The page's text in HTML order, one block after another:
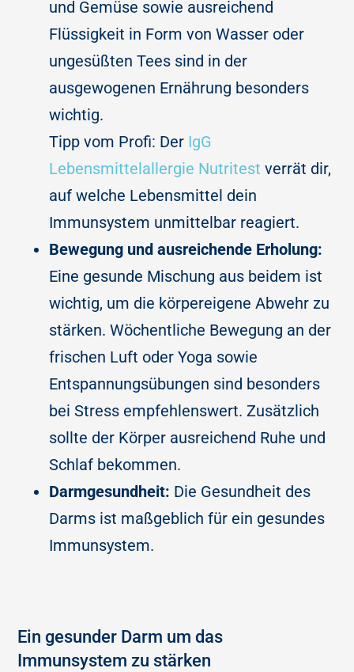
und Gemüse sowie ausreichend
Flüssigkeit in Form von Wasser oder
ungesüßten Tees sind in der
ausgewogenen Ernährung besonders
wichtig.
Tipp vom Profi: Der IgG
Lebensmittelallergie Nutritest verrät dir,
auf welche Lebensmittel dein
Immunsystem unmittelbar reagiert.
Bewegung und ausreichende Erholung:
Eine gesunde Mischung aus beidem ist
wichtig, um die körpereigene Abwehr zu
stärken. Wöchentliche Bewegung an der
frischen Luft oder Yoga sowie
Entspannungsübungen sind besonders
bei Stress empfehlenswert. Zusätzlich
sollte der Körper ausreichend Ruhe und
Schlaf bekommen.
Darmgesundheit: Die Gesundheit des
Darms ist maßgeblich für ein gesundes
Immunsystem.
Ein gesunder Darm um das
Immunsystem zu stärken